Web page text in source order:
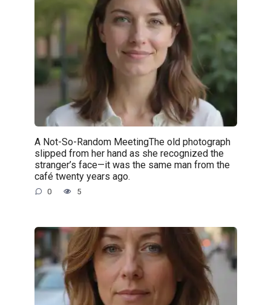
A Not-So-Random MeetingThe old photograph
slipped from her hand as she recognized the
stranger’s face—it was the same man from the
café twenty years ago.
0 5